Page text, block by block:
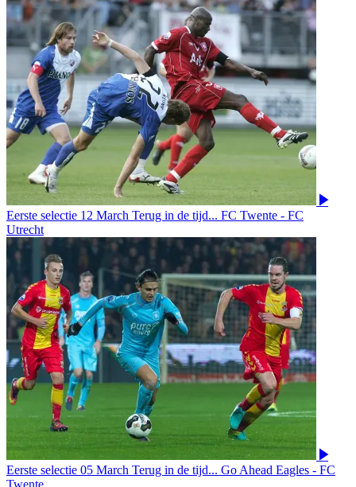
Eerste selectie 12 March Terug in de tijd... FC Twente - FC
Utrecht
Eerste selectie 05 March Terug in de tijd... Go Ahead Eagles - FC